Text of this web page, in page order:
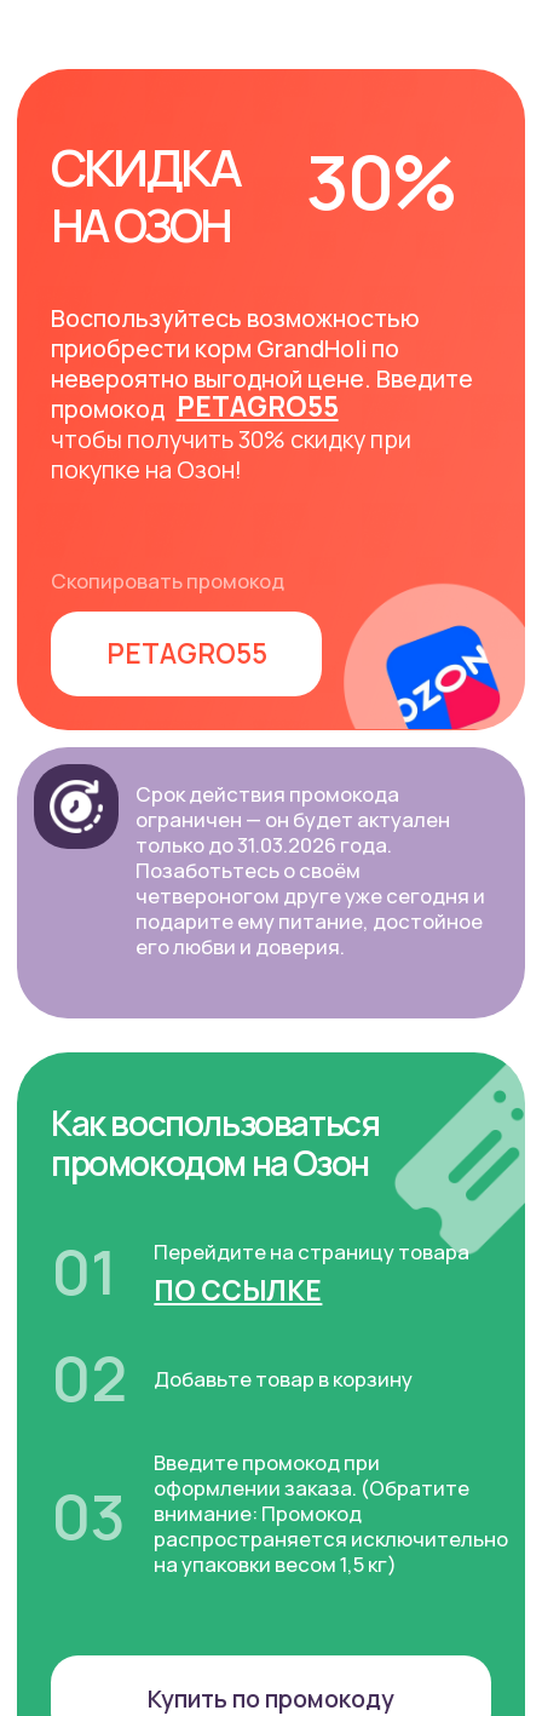
01
02
03
Добавьте товар в корзину
Введите промокод при
оформлении заказа. (Обратите
ПО ССЫЛКЕ
Как воспользоваться
промокодом на Озон
Купить по промокоду
ПРЕИМУЩЕСТВА
ПРОДУКТА
GRANDHOLI
Здоровье и счастье вашего питомца — наш
главный приоритет. Узнайте, почему корм
GrandHoli — оптимальный выбор для вашего
любимца:
Высокое качество
ингредиентов
Сбалансированный
рацион
Используются только натуральные и
проверенные компоненты
Оптимальное сочетание белков,
жиров и углеводов для здорового